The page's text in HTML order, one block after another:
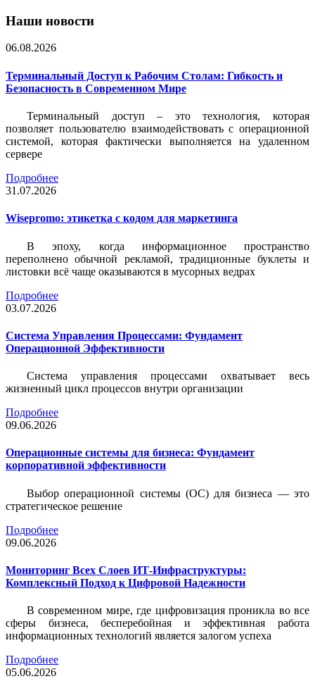
Наши новости
06.08.2026
Терминальный Доступ к Рабочим Столам: Гибкость и
Безопасность в Современном Мире
Терминальный доступ – это технология, которая
позволяет пользователю взаимодействовать с операционной
системой, которая фактически выполняется на удаленном
сервере
Подробнее
31.07.2026
Wisepromo: этикетка c кодом для маркетинга
В эпоху, когда информационное пространство
переполнено обычной рекламой, традиционные буклеты и
листовки всё чаще оказываются в мусорных ведрах
Подробнее
03.07.2026
Система Управления Процессами: Фундамент
Операционной Эффективности
Система управления процессами охватывает весь
жизненный цикл процессов внутри организации
Подробнее
09.06.2026
Операционные системы для бизнеса: Фундамент
корпоративной эффективности
Выбор операционной системы (ОС) для бизнеса — это
стратегическое решение
Подробнее
09.06.2026
Мониторинг Всех Слоев ИТ-Инфраструктуры:
Комплексный Подход к Цифровой Надежности
В современном мире, где цифровизация проникла во все
сферы бизнеса, бесперебойная и эффективная работа
информационных технологий является залогом успеха
Подробнее
05.06.2026